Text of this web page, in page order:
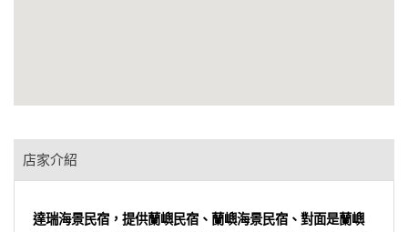
店家介紹
達瑞海景民宿，提供蘭嶼民宿、蘭嶼海景民宿、對面是蘭嶼